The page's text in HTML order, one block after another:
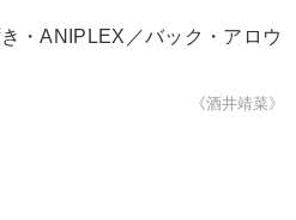
・ANIPLEX／バック・アロウ
《酒井靖菜》